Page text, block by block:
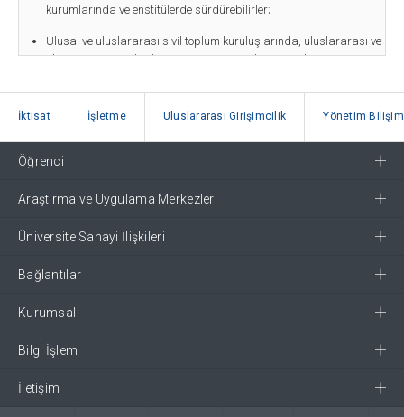
kurumlarında ve enstitülerde sürdürebilirler;
Ulusal ve uluslararası sivil toplum kuruluşlarında, uluslararası ve
uluslarüstü örgütlerde araştırmacı, uygulayıcı ve idari görevler
Elde ettikleri yetenekleri ve birikimi gerek kamu sektöründeki
gerekse de özel sektördeki kariyerlerinde değerlendirebilirler.
Öğrenciler mezun olabilmek için tüm ders, yeterlik sınavı
sağlamalıdır. Mezuniyet için en az 241 AKTS’ye, asgari
sayısı: 21
Alınması gereken zorunlu dersler: 3 Ders + Seminer dersi
İktisat İşletme Uluslararası Girişimcilik Yönetim
Öğrenci
Araştırma ve Uygulama Merkezleri
Üniversite Sanayi İlişkileri
Bağlantılar
Kurumsal
Bilgi İşlem
İletişim